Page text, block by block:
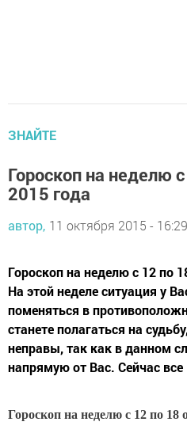
ЗНАЙТЕ
Гороскоп на неделю
2015 года
автор, 11 октября 2015 - 16:29
Гороскоп на неделю с 12 по
На этой неделе ситуация у
поменяться в
станете полагаться на
неправы, так как в данном
напрямую от Вас. Сейчас
Гороскоп на неделю с 12 по 18